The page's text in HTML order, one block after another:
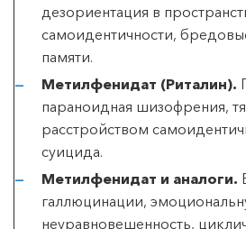
дезориентация в
самоидентичности,
памяти.
Метилфенидат (Риталин).
параноидная шизофрения,
расстройством
суицида.
Метилфенидат и аналоги.
галлюцинации,
неуравновешенность,